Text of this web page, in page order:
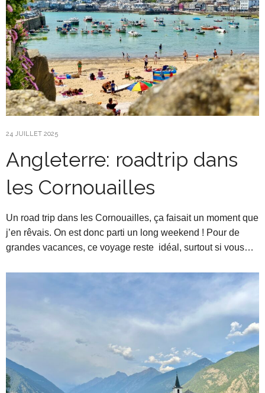
24 JUILLET 2025
Angleterre: roadtrip dans
les Cornouailles
Un road trip dans les Cornouailles, ça faisait un moment que
j’en rêvais. On est donc parti un long weekend ! Pour de
grandes vacances, ce voyage reste idéal, surtout si vous…